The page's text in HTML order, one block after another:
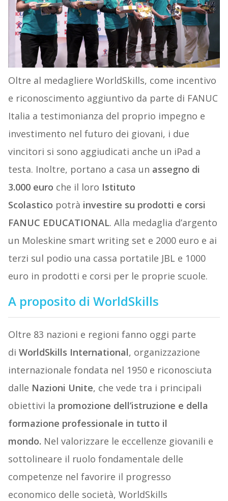
Oltre al medagliere WorldSkills, come incentivo
e riconoscimento aggiuntivo da parte di FANUC
Italia a testimonianza del proprio impegno e
investimento nel futuro dei giovani, i due
vincitori si sono aggiudicati anche un iPad a
testa. Inoltre, portano a casa un assegno di
3.000 euro che il loro Istituto
Scolastico potrà investire su prodotti e corsi
FANUC EDUCATIONAL. Alla medaglia d’argento
un Moleskine smart writing set e 2000 euro e ai
terzi sul podio una cassa portatile JBL e 1000
euro in prodotti e corsi per le proprie scuole.
A proposito di WorldSkills
Oltre 83 nazioni e regioni fanno oggi parte
di WorldSkills International, organizzazione
internazionale fondata nel 1950 e riconosciuta
dalle Nazioni Unite, che vede tra i principali
obiettivi la promozione dell’istruzione e della
formazione professionale in tutto il
mondo. Nel valorizzare le eccellenze giovanili e
sottolineare il ruolo fondamentale delle
competenze nel favorire il progresso
economico delle società, WorldSkills